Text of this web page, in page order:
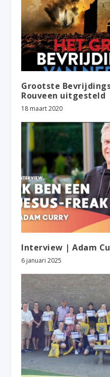
Grootste
Rouveen uitgesteld
18 maart 2020
Interview | Adam
6 januari 2025